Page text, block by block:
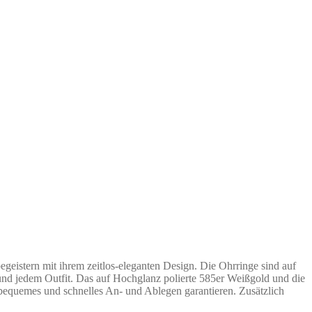
mit ihrem zeitlos-eleganten Design. Die Ohrringe sind auf
jedem Outfit. Das auf Hochglanz polierte 585er Weißgold und die
und schnelles An- und Ablegen garantieren. Zusätzlich